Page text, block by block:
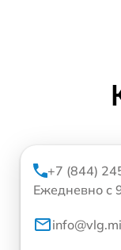
+7 (844)
Ежедневно с